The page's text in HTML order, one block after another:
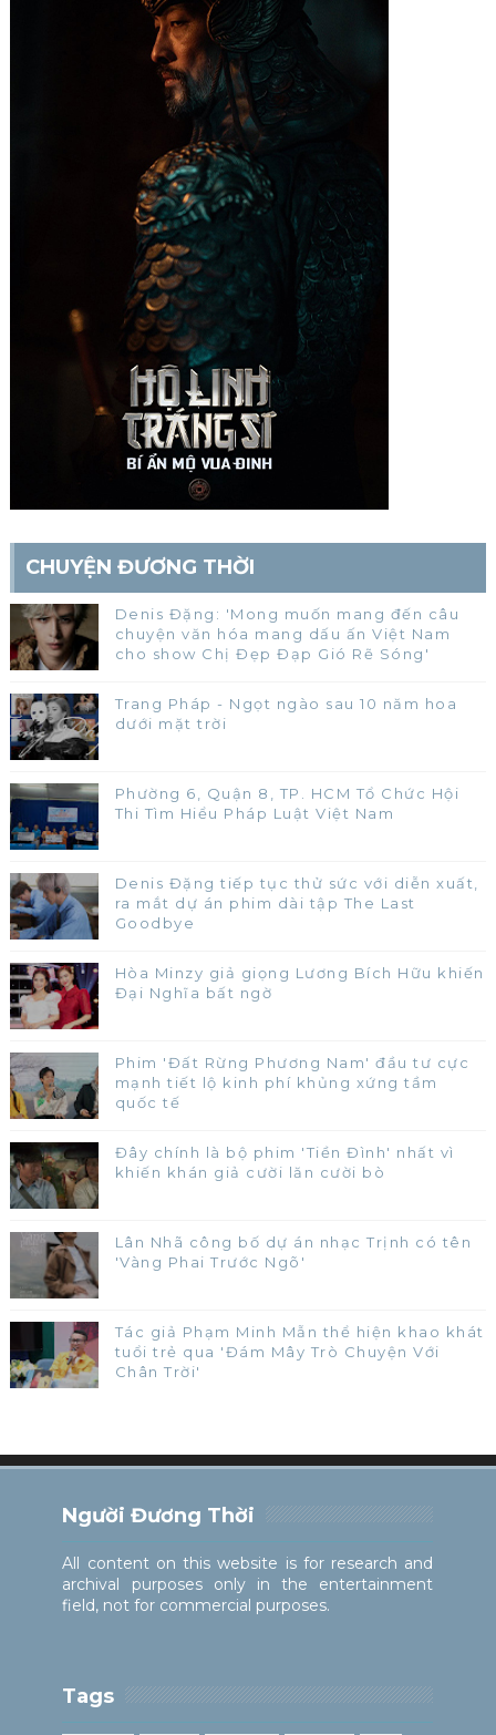
CHUYỆN ĐƯƠNG THỜI
Denis Đặng: 'Mong muốn mang đến câu
chuyện văn hóa mang dấu ấn Việt Nam
cho show Chị Đẹp Đạp Gió Rẽ Sóng'
Trang Pháp - Ngọt ngào sau 10 năm hoa
dưới mặt trời
Phường 6, Quận 8, TP. HCM Tổ Chức Hội
Thi Tìm Hiểu Pháp Luật Việt Nam
Denis Đặng tiếp tục thử sức với diễn xuất,
ra mắt dự án phim dài tập The Last
Goodbye
Hòa Minzy giả giọng Lương Bích Hữu khiến
Đại Nghĩa bất ngờ
Phim 'Đất Rừng Phương Nam' đầu tư cực
mạnh tiết lộ kinh phí khủng xứng tầm
quốc tế
Đây chính là bộ phim 'Tiền Đình' nhất vì
khiến khán giả cười lăn cười bò
Lân Nhã công bố dự án nhạc Trịnh có tên
'Vàng Phai Trước Ngõ'
Tác giả Phạm Minh Mẫn thể hiện khao khát
tuổi trẻ qua 'Đám Mây Trò Chuyện Với
Chân Trời'
Người Đương Thời
All content on this website is for research and
archival purposes only in the entertainment
field, not for commercial purposes.
Tags